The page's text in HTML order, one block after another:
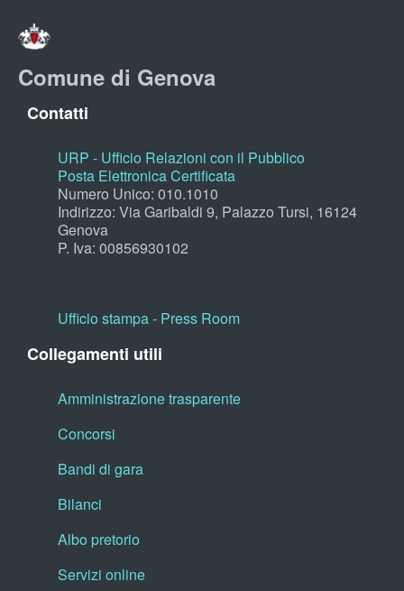
Comune di Genova
Contatti
URP - Ufficio Relazioni con il Pubblico
Posta Elettronica Certificata
Numero Unico: 010.1010
Indirizzo: Via Garibaldi 9, Palazzo Tursi, 16124
Genova
P. Iva: 00856930102
Ufficio stampa - Press Room
Collegamenti utili
Amministrazione trasparente
Concorsi
Bandi di gara
Bilanci
Albo pretorio
Servizi online